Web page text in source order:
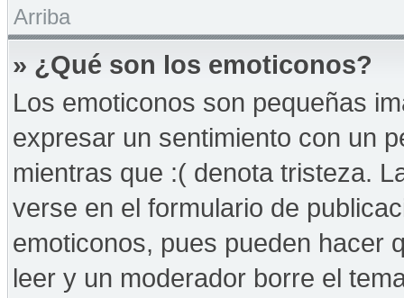
Arriba
» ¿Qué son los emoticonos?
Los emoticonos son pequeñas
expresar un sentimiento con un
mientras que :( denota tristeza.
verse en el formulario de
emoticonos, pues pueden hacer
leer y un moderador borre el